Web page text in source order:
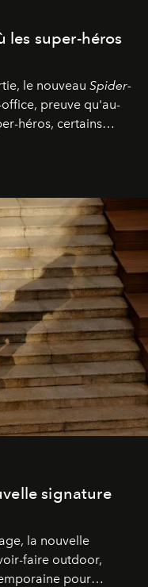
les super-héros
le nouveau Spider-
preuve qu'au-
héros, certains
une ferveur intacte.
signature
la nouvelle
faire outdoor,
pour